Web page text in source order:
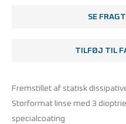
SE
TILFØJ TIL
Fremstillet af statisk
Storformat linse med 3
specialcoating